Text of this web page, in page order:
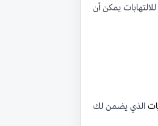
يمكن أن
الذي يضمن لك